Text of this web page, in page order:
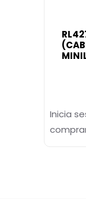
Inicia